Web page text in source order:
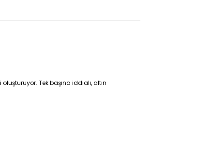
Tek başına iddialı, altın